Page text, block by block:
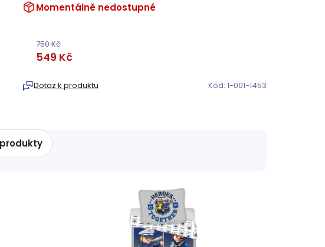
Momentálně nedostupné
Dotaz k produktu Kód: 1-001-1453
750 Kč
549 Kč